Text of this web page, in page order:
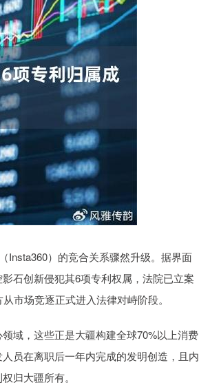
Insta360）的竞合关系骤然升级。据界面
石创新侵犯其6项专利权属，法院已立案
市场竞逐正式进入法律对峙阶段。
域，这些正是大疆构建全球70%以上消费
员在离职后一年内完成的发明创造，且内
归大疆所有。
成指 14072.00 -72.21